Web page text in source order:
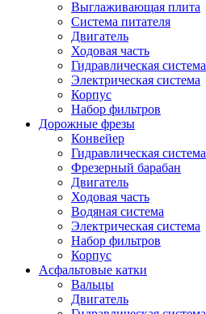
Выглаживающая плита
Система питателя
Двигатель
Ходовая часть
Гидравлическая система
Электрическая система
Корпус
Набор фильтров
Дорожные фрезы
Конвейер
Гидравлическая система
Фрезерный барабан
Двигатель
Ходовая часть
Водяная система
Электрическая система
Набор фильтров
Корпус
Асфальтовые катки
Вальцы
Двигатель